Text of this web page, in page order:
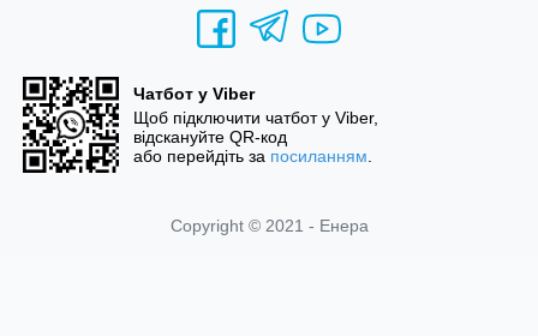
Чатбот у Viber
Щоб підключити чатбот у Viber,
відскануйте QR-код
або перейдіть за посиланням
Copyright © 2021 - Енера